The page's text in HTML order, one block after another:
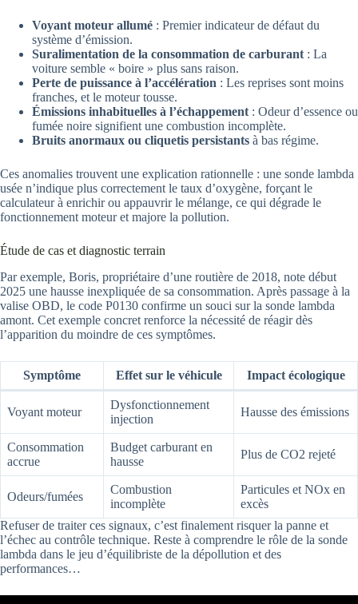
Voyant moteur allumé : Premier indicateur de défaut du
système d’émission.
Suralimentation de la consommation de carburant : La
voiture semble « boire » plus sans raison.
Perte de puissance à l’accélération : Les reprises sont moins
franches, et le moteur tousse.
Émissions inhabituelles à l’échappement : Odeur d’essence ou
fumée noire signifient une combustion incomplète.
Bruits anormaux ou cliquetis persistants à bas régime.
Ces anomalies trouvent une explication rationnelle : une sonde lambda
usée n’indique plus correctement le taux d’oxygène, forçant le
calculateur à enrichir ou appauvrir le mélange, ce qui dégrade le
fonctionnement moteur et majore la pollution.
Étude de cas et diagnostic terrain
Par exemple, Boris, propriétaire d’une routière de 2018, note début
2025 une hausse inexpliquée de sa consommation. Après passage à la
valise OBD, le code P0130 confirme un souci sur la sonde lambda
amont. Cet exemple concret renforce la nécessité de réagir dès
l’apparition du moindre de ces symptômes.
Symptôme Effet sur le véhicule Impact écologique
Voyant moteur
Dysfonctionnement
injection
Hausse des émissions
Consommation
accrue
Budget carburant en
hausse
Plus de CO2 rejeté
Odeurs/fumées
Combustion
incomplète
Particules et NOx en
excès
Refuser de traiter ces signaux, c’est finalement risquer la panne et
l’échec au contrôle technique. Reste à comprendre le rôle de la sonde
lambda dans le jeu d’équilibriste de la dépollution et des
performances…